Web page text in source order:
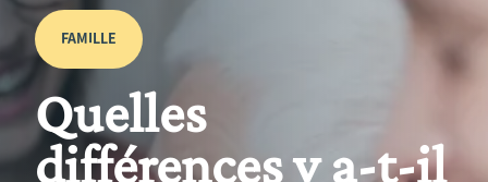
Entreprendre
Le notaire
Calculateurs
FAMILLE
Quelles
différences y a-t-il